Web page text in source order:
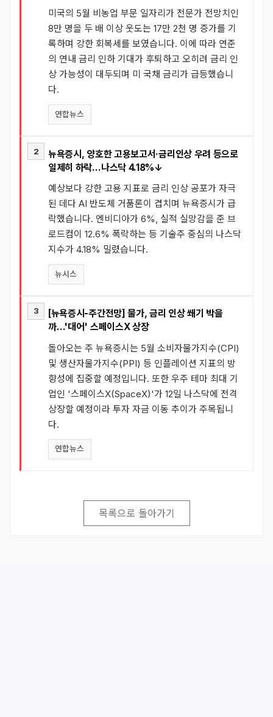
미국의 5월 비농업 부문 일자리가 전문가 전망치인
8만 명을 두 배 이상 웃도는 17만 2천 명 증가를 기
록하며 강한 회복세를 보였습니다. 이에 따라 연준
의 연내 금리 인하 기대가 후퇴하고 오히려 금리 인
상 가능성이 대두되며 미 국채 금리가 급등했습니
다.
연합뉴스
2
뉴욕증시, 양호한 고용보고서·금리인상 우려 등으로
일제히 하락…나스닥 4.18%↓
예상보다 강한 고용 지표로 금리 인상 공포가 자극
된 데다 AI 반도체 거품론이 겹치며 뉴욕증시가 급
락했습니다. 엔비디아가 6%, 실적 실망감을 준 브
로드컴이 12.6% 폭락하는 등 기술주 중심의 나스닥
지수가 4.18% 밀렸습니다.
뉴시스
3
[뉴욕증시-주간전망] 물가, 금리 인상 쐐기 박을
까…'대어' 스페이스X 상장
돌아오는 주 뉴욕증시는 5월 소비자물가지수(CPI)
및 생산자물가지수(PPI) 등 인플레이션 지표의 방
향성에 집중할 예정입니다. 또한 우주 테마 최대 기
업인 '스페이스X(SpaceX)'가 12일 나스닥에 전격
상장할 예정이라 투자 자금 이동 추이가 주목됩니
다.
연합뉴스
목록으로 돌아가기